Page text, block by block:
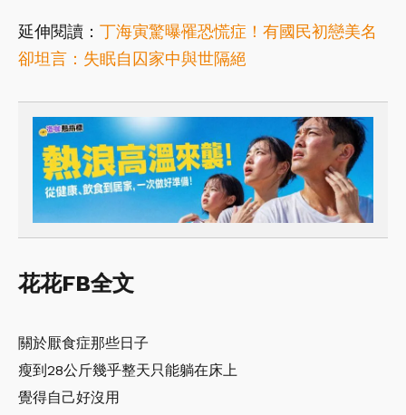
延伸閱讀： 丁海寅驚曝罹恐慌症！有國民初戀美名
卻坦言：失眠自囚家中與世隔絕
花花FB全文
關於厭食症那些日子
瘦到28公斤幾乎整天只能躺在床上
覺得自己好沒用